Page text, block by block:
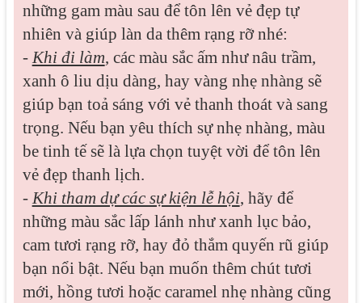
những gam màu sau để tôn lên vẻ đẹp tự
nhiên và giúp làn da thêm rạng rỡ nhé:
- Khi đi làm, các màu sắc ấm như nâu trầm,
xanh ô liu dịu dàng, hay vàng nhẹ nhàng sẽ
giúp bạn toả sáng với vẻ thanh thoát và sang
trọng. Nếu bạn yêu thích sự nhẹ nhàng, màu
be tinh tế sẽ là lựa chọn tuyệt vời để tôn lên
vẻ đẹp thanh lịch.
- Khi tham dự các sự kiện lễ hội, hãy để
những màu sắc lấp lánh như xanh lục bảo,
cam tươi rạng rỡ, hay đỏ thắm quyến rũ giúp
bạn nổi bật. Nếu bạn muốn thêm chút tươi
mới, hồng tươi hoặc caramel nhẹ nhàng cũng